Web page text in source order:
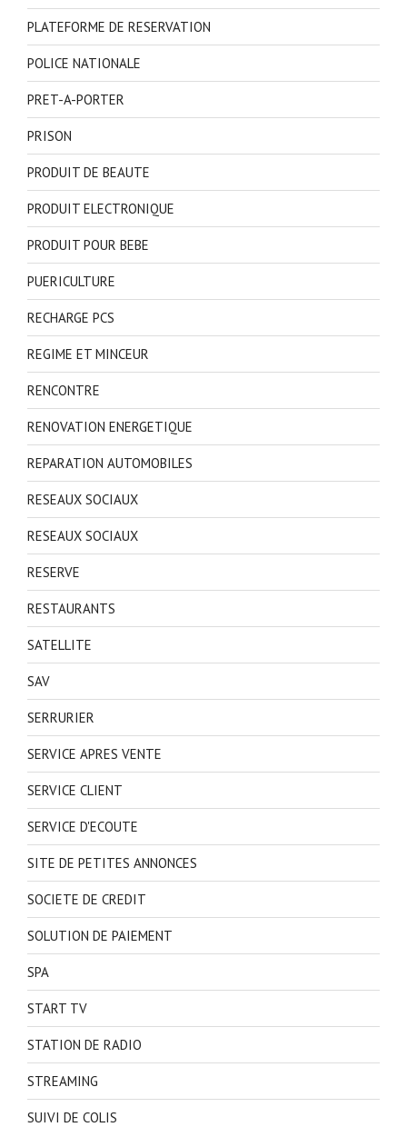
PLATEFORME DE RESERVATION
POLICE NATIONALE
PRET-A-PORTER
PRISON
PRODUIT DE BEAUTE
PRODUIT ELECTRONIQUE
PRODUIT POUR BEBE
PUERICULTURE
RECHARGE PCS
REGIME ET MINCEUR
RENCONTRE
RENOVATION ENERGETIQUE
REPARATION AUTOMOBILES
RESEAUX SOCIAUX
RESEAUX SOCIAUX
RESERVE
RESTAURANTS
SATELLITE
SAV
SERRURIER
SERVICE APRES VENTE
SERVICE CLIENT
SERVICE D'ECOUTE
SITE DE PETITES ANNONCES
SOCIETE DE CREDIT
SOLUTION DE PAIEMENT
SPA
START TV
STATION DE RADIO
STREAMING
SUIVI DE COLIS